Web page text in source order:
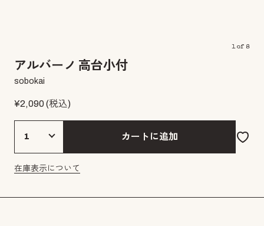
1of 8
アルバーノ 高台小付
sobokai
¥2,090(税込)
カートに追加
在庫表示について